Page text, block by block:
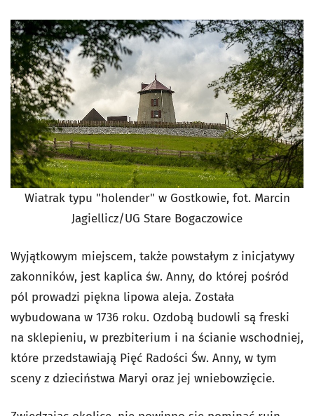
Wiatrak typu "holender" w Gostkowie, fot. Marcin
Jagiellicz/UG Stare Bogaczowice
Wyjątkowym miejscem, także powstałym z inicjatywy
zakonników, jest kaplica św. Anny, do której pośród
pól prowadzi piękna lipowa aleja. Została
wybudowana w 1736 roku. Ozdobą budowli są freski
na sklepieniu, w prezbiterium i na ścianie wschodniej,
które przedstawiają Pięć Radości Św. Anny, w tym
sceny z dzieciństwa Maryi oraz jej wniebowzięcie.